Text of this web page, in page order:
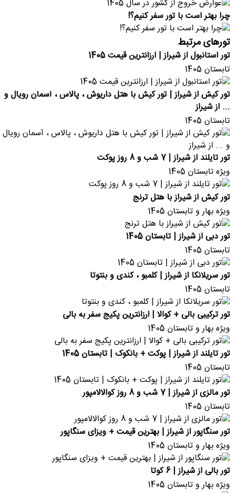
چرا بهتر است با تور سفر کنیم؟!
تورهای مرتبط
تور استانبول از شیراز | ارزانترین قیمت 1405
تابستان 1405
تور کیش از شیراز | تور کیش با هتل داریوش ، پالاس ، آسمان رویال و
... از شیراز
تابستان 1405
تور تایلند از شیراز | 7 شب و 8 روز پوکت
ویژه تابستان 1405
تور کیش از شیراز با هتل ترنج
ویژه بهار و تابستان 1405
تور دبی از شیراز | تابستان 1405
تابستان 1405
تور سریلانکا از شیراز | کلمبو ، کندی و بنتوتا
تابستان 1405
تور ترکیبی بالی + کوالا | ارزانترین پکیج سفر به بالی
ویژه بهار و تابستان 1405
تور تایلند از شیراز | پوکت + بانکوک | تابستان 1405
تابستان 1405
تور مالزی از شیراز | 7 شب و 8 روز کوالالامپور
تابستان 1405
تور سنگاپور از شیراز | بهترین قیمت + ویزای سنگاپور
ویژه بهار و تابستان 1405
تور بالی از شیراز | 6 کوتا
ویژه بهار و تابستان 1405